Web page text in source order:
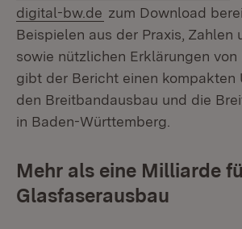
digital-bw.de (Öffnet in neuem
zum Download
Beispielen aus der Praxis, Zahlen
sowie nützlichen Erklärungen
gibt der Bericht einen kompakten
den Breitbandausbau und die
in Baden-Württemberg.
Mehr als eine Milliarde
Glasfaserausbau